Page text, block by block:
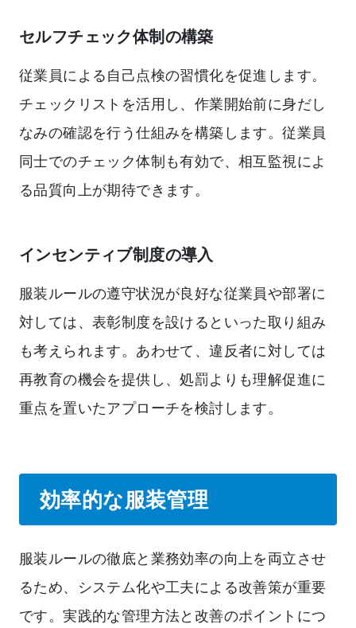
セルフチェック体制の構築
従業員による自己点検の習慣化を促進します。
チェックリストを活用し、作業開始前に身だし
なみの確認を行う仕組みを構築します。従業員
同士でのチェック体制も有効で、相互監視によ
る品質向上が期待できます。
インセンティブ制度の導入
服装ルールの遵守状況が良好な従業員や部署に
対しては、表彰制度を設けるといった取り組み
も考えられます。あわせて、違反者に対しては
再教育の機会を提供し、処罰よりも理解促進に
重点を置いたアプローチを検討します。
効率的な服装管理
服装ルールの徹底と業務効率の向上を両立させ
るため、システム化や工夫による改善策が重要
です。実践的な管理方法と改善のポイントにつ